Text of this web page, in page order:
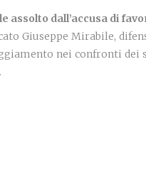
assolto dall’accusa di
Giuseppe Mirabile,
nei confronti dei